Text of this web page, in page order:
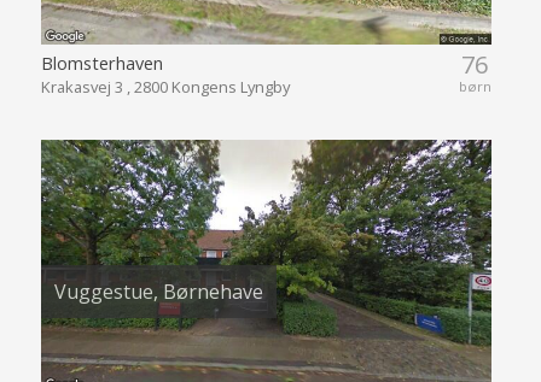
76
børn
Blomsterhaven
Krakasvej 3 , 2800 Kongens Lyngby
Vuggestue, Børnehave